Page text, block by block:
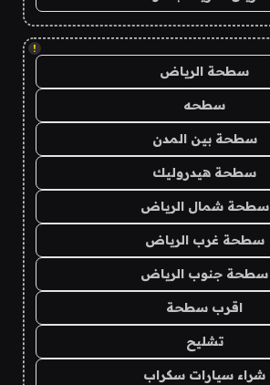
!
سطحة الرياض
سطحه
سطحة بين المدن
سطحة هيدروليك
سطحة شمال الرياض
سطحة غرب الرياض
سطحة جنوب الرياض
اقرب سطحة
تشليح
شراء سيارات سكراب